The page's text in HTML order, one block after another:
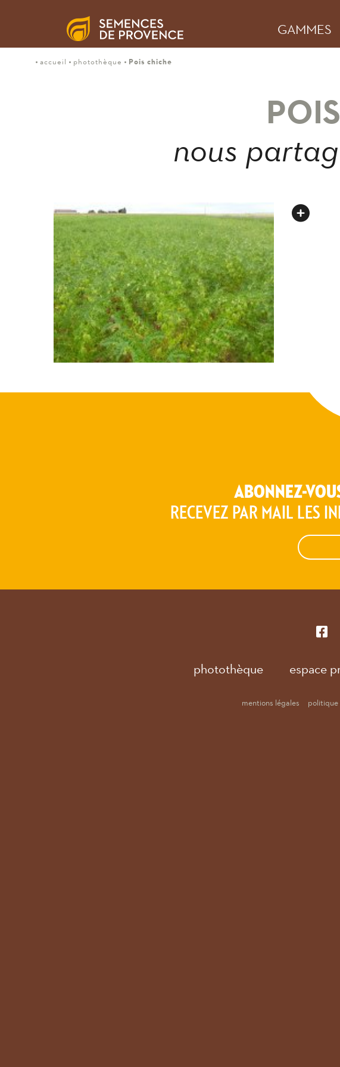
accueil photothèque Pois chiche
nous
taille : 4128
/ 3096
ABONNEZ-
RECEVEZ PAR MAIL LES
GAMMES
photothèque espace
mentions légales